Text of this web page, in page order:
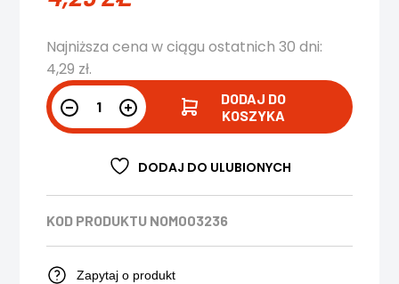
Najniższa cena w ciągu ostatnich 30 dni:
4,29 zł.
DODAJ DO
KOSZYKA
DODAJ DO ULUBIONYCH
KOD PRODUKTU NOM003236
Zapytaj o produkt